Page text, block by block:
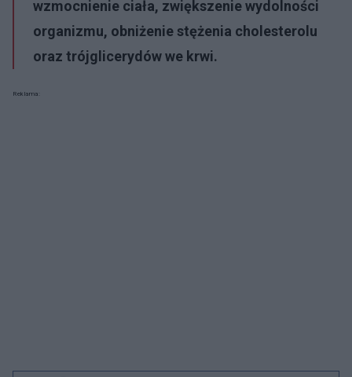
wzmocnienie ciała, zwiększenie wydolności
organizmu, obniżenie stężenia cholesterolu
oraz trójglicerydów we krwi.
Reklama: